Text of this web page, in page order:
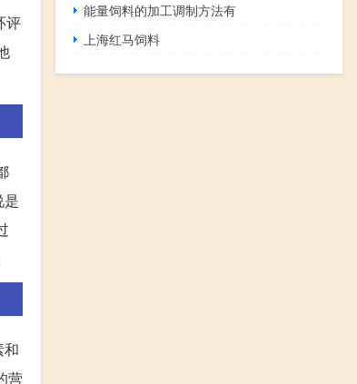
评
是
和
营
能量饲料的加工调制方法有
上海红马饲料